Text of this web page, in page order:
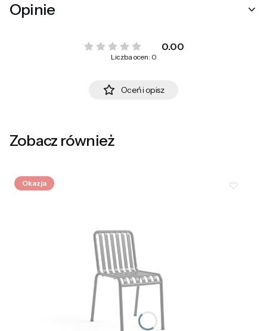
Opinie
0.00
Liczba ocen: 0
Oceń i opisz
Zobacz również
Okazja